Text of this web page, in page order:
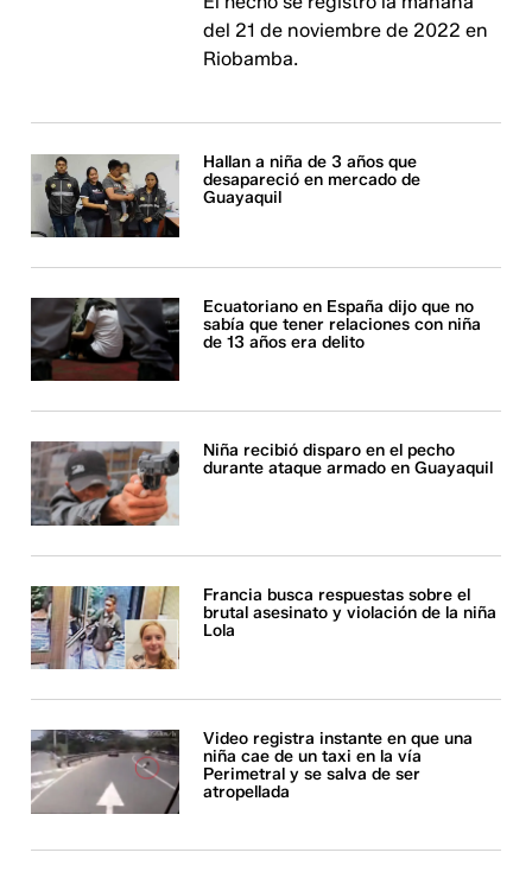
del 21 de noviembre de 2022 en
Riobamba.
Hallan a niña de 3 años que
desapareció en mercado de
Guayaquil
Ecuatoriano en España dijo que no
sabía que tener relaciones con niña
de 13 años era delito
Niña recibió disparo en el pecho
durante ataque armado en Guayaquil
Francia busca respuestas sobre el
brutal asesinato y violación de la niña
Lola
Video registra instante en que una
niña cae de un taxi en la vía
Perimetral y se salva de ser
atropellada